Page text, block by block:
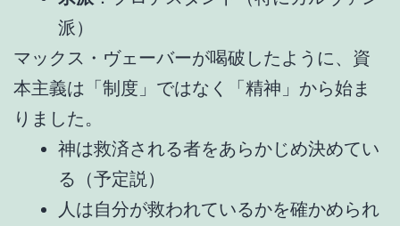
派）
マックス・ヴェーバーが喝破したように、資
本主義は「制度」ではなく「精神」から始ま
りました。
神は救済される者をあらかじめ決めてい
る（予定説）
人は自分が救われているかを確かめられ